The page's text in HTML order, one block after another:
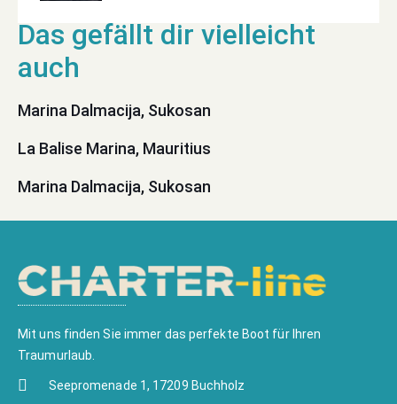
Marina Dalmacija, Sukosan
La Balise Marina, Mauritius
Marina Dalmacija, Sukosan
Mit uns finden Sie immer das perfekte Boot für Ihren
Traumurlaub.
Seepromenade 1, 17209 Buchholz